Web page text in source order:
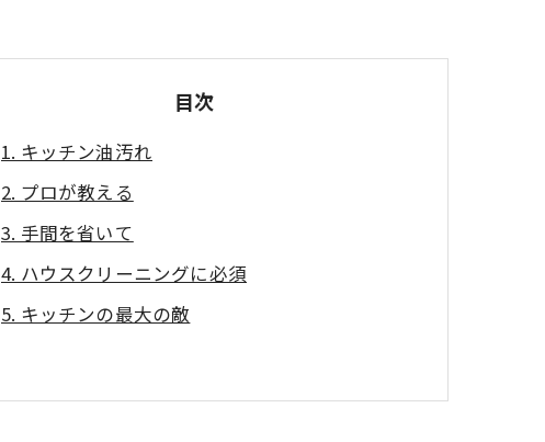
目次
1. キッチン油汚れ
2. プロが教える
3. 手間を省いて
4. ハウスクリーニングに必須
5. キッチンの最大の敵